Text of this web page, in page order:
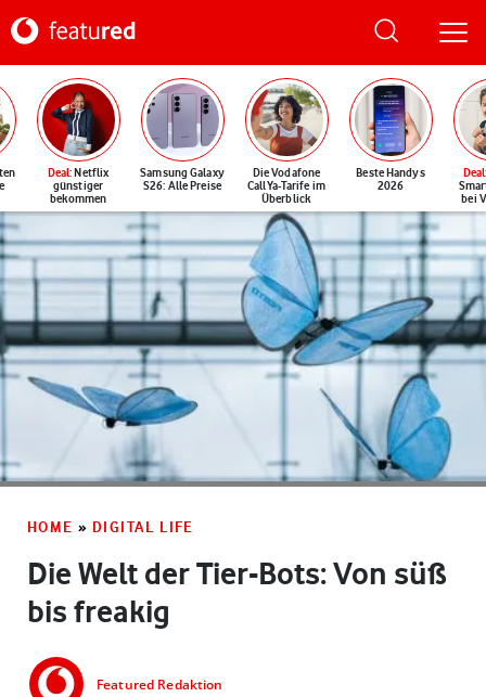
Deal: Netflix
günstiger
bekommen
Samsung Galaxy
S26: Alle Preise
Die Vodafone
CallYa-Tarife im
Überblick
Beste Handys
2026
Deal
bei
HOME » DIGITAL LIFE
Die Welt der Tier-Bots: Von süß
bis freakig
Featured Redaktion